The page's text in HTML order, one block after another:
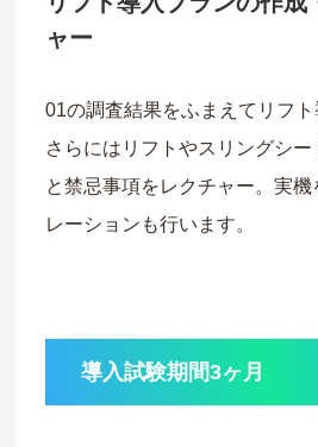
ャー
01の調査結果をふまえてリフト
さらにはリフトやスリングシ
と禁忌事項をレクチャー。実機
レーションも行います。
導入試験期間3ヶ月